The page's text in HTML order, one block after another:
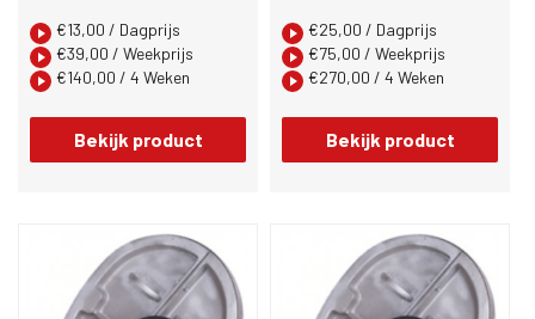
€13,00 / Dagprijs
€39,00 / Weekprijs
€140,00 / 4 Weken
Bekijk product
€25,00 / Dagprijs
€75,00 / Weekprijs
€270,00 / 4 Weken
Bekijk product